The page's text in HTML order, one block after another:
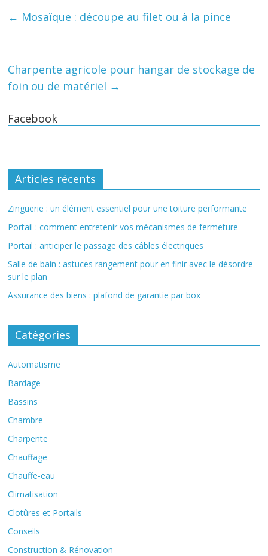
← Mosaïque : découpe au filet ou à la pince
Charpente agricole pour hangar de stockage de
foin ou de matériel →
Facebook
Articles récents
Zinguerie : un élément essentiel pour une toiture performante
Portail : comment entretenir vos mécanismes de fermeture
Portail : anticiper le passage des câbles électriques
Salle de bain : astuces rangement pour en finir avec le désordre
sur le plan
Assurance des biens : plafond de garantie par box
Catégories
Automatisme
Bardage
Bassins
Chambre
Charpente
Chauffage
Chauffe-eau
Climatisation
Clotûres et Portails
Conseils
Construction & Rénovation